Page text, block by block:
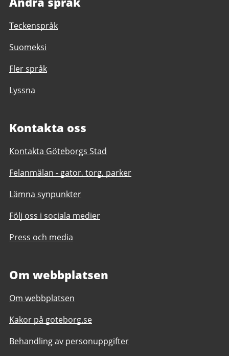
Teckenspråk
Suomeksi
Fler språk
Lyssna
Kontakta oss
Kontakta Göteborgs Stad
Felanmälan - gator, torg, parker
Lämna synpunkter
Följ oss i sociala medier
Press och media
Om webbplatsen
Om webbplatsen
Kakor på goteborg.se
Behandling av personuppgifter